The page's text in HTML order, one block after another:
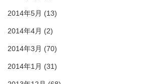
2014年5月 (13)
2014年4月 (2)
2014年3月 (70)
2014年1月 (31)